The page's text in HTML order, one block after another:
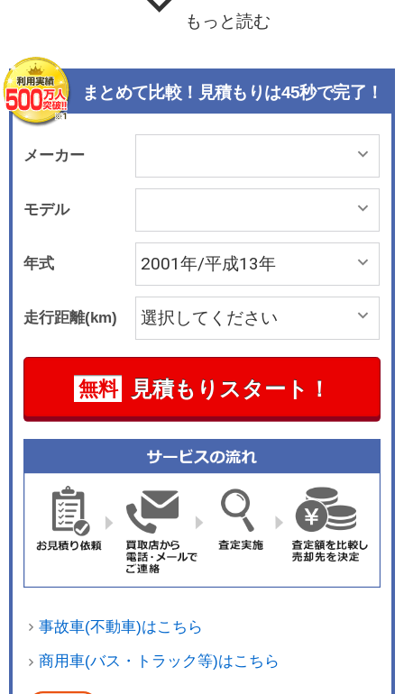
もっと読む
まとめて比較！見積もりは45秒で完了！
メーカー
モデル
年式
走行距離(km)
無料 見積もりスタート！
事故車(不動車)はこちら
商用車(バス・トラック等)はこちら